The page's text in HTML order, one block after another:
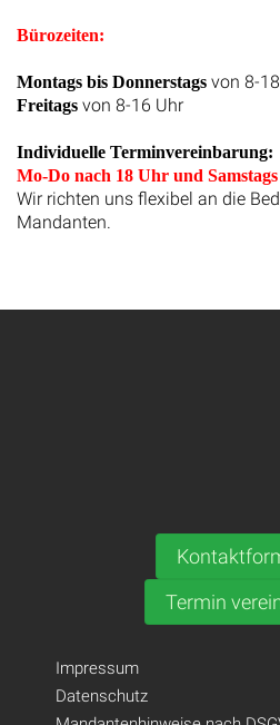
Bürozeiten:
Montags bis Donnerstags von 8-
Freitags von 8-16 Uhr
Individuelle Terminvereinbarung:
Mo-Do nach 18 Uhr und
Wir richten uns flexibel an die
Mandanten.
Termin
Impressum
Datenschutz